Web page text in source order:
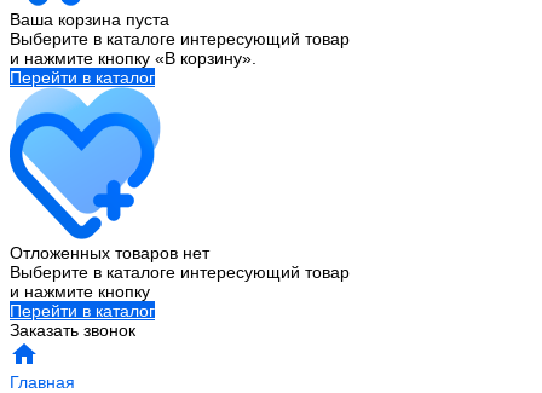
Ваша корзина пуста
Выберите в каталоге интересующий товар
и нажмите кнопку «В корзину».
Перейти в каталог
Отложенных товаров нет
Выберите в каталоге интересующий товар
и нажмите кнопку
Перейти в каталог
Заказать звонок
Главная